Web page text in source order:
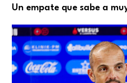
Un empate que sabe a